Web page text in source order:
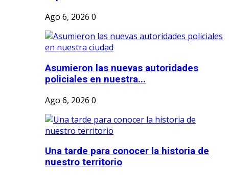
Ago 6, 2026 0
Asumieron las nuevas autoridades
policiales en nuestra...
Ago 6, 2026 0
Una tarde para conocer la historia de
nuestro territorio